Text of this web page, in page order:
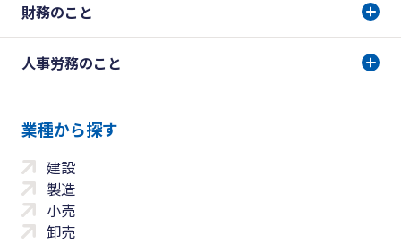
財務のこと
人事労務のこと
業種から探す
建設
製造
小売
卸売